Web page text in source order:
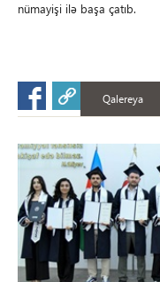
nümayişi ilə başa çatıb.
Qalereya